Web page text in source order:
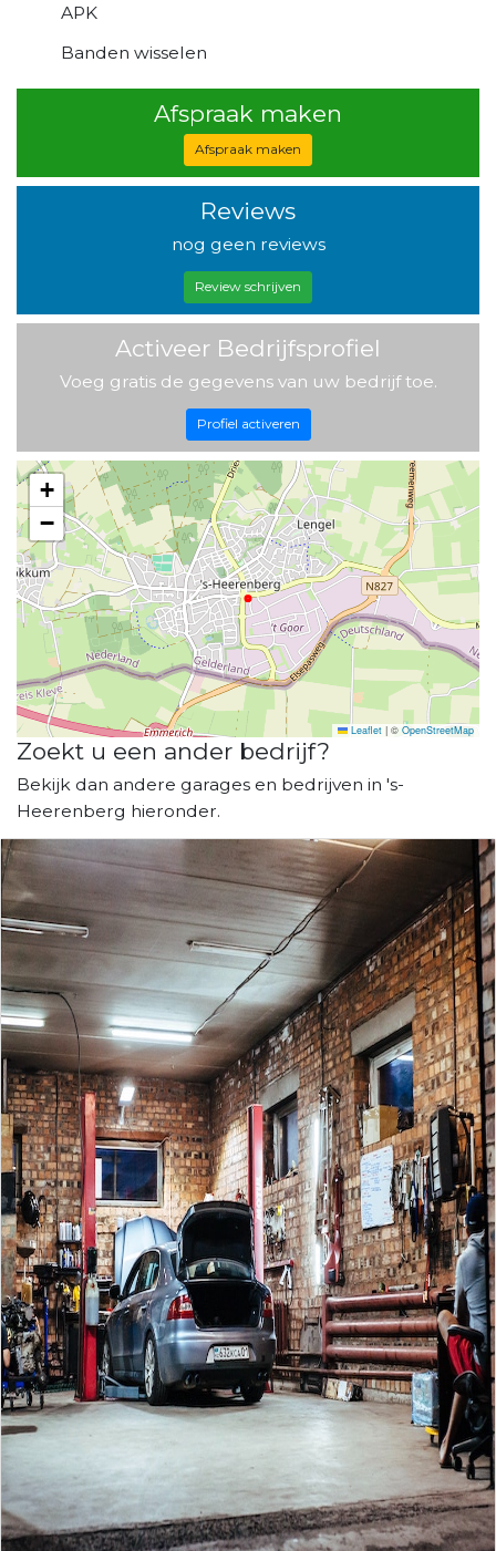
APK
Banden wisselen
Afspraak maken
Afspraak maken
Reviews
nog geen reviews
Review schrijven
Activeer Bedrijfsprofiel
Voeg gratis de gegevens van uw bedrijf toe.
Profiel activeren
+
−
Leaflet | © OpenStreetMap
Zoekt u een ander bedrijf?
Bekijk dan andere garages en bedrijven in 's-
Heerenberg hieronder.